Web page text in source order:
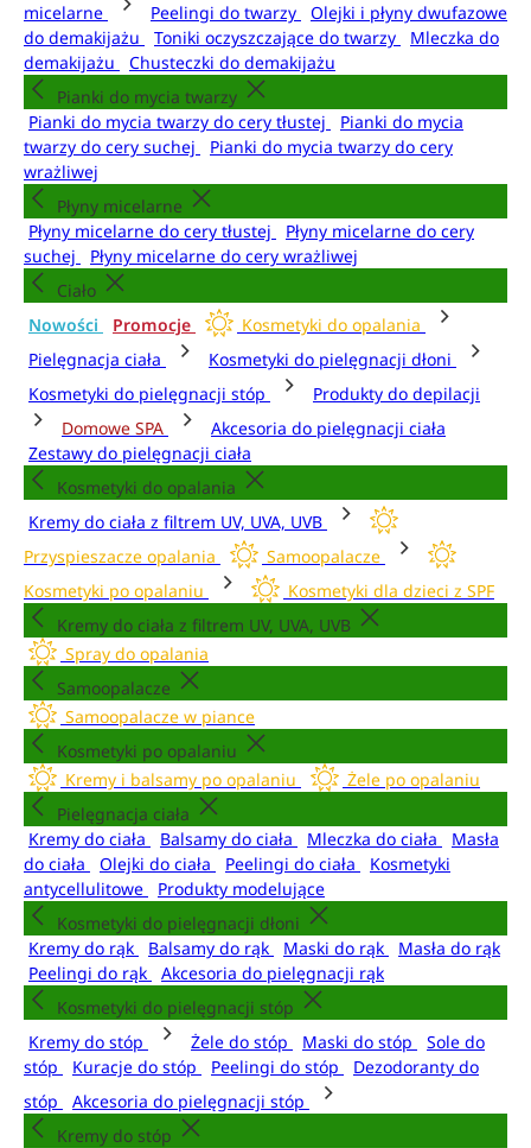
micelarne
Peelingi do twarzy
Olejki i płyny dwufazowe
do demakijażu
Toniki oczyszczające do twarzy
Mleczka do
demakijażu
Chusteczki do demakijażu
Pianki do mycia twarzy
Pianki do mycia twarzy do cery tłustej
Pianki do mycia
twarzy do cery suchej
Pianki do mycia twarzy do cery
wrażliwej
Płyny micelarne
Płyny micelarne do cery tłustej
Płyny micelarne do cery
suchej
Płyny micelarne do cery wrażliwej
Ciało
Nowości
Promocje
Kosmetyki do opalania
Pielęgnacja ciała
Kosmetyki do pielęgnacji dłoni
Kosmetyki do pielęgnacji stóp
Produkty do depilacji
Domowe SPA
Akcesoria do pielęgnacji ciała
Zestawy do pielęgnacji ciała
Kosmetyki do opalania
Kremy do ciała z filtrem UV, UVA, UVB
Przyspieszacze opalania
Samoopalacze
Kosmetyki po opalaniu
Kosmetyki dla dzieci z SPF
Kremy do ciała z filtrem UV, UVA, UVB
Spray do opalania
Samoopalacze
Samoopalacze w piance
Kosmetyki po opalaniu
Kremy i balsamy po opalaniu
Żele po opalaniu
Pielęgnacja ciała
Kremy do ciała
Balsamy do ciała Mleczka do ciała
Masła
do ciała
Olejki do ciała Peelingi do ciała
Kosmetyki
antycellulitowe
Produkty modelujące
Kosmetyki do pielęgnacji dłoni
Kremy do rąk
Balsamy do rąk Maski do rąk
Masła do rąk
Peelingi do rąk
Akcesoria do pielęgnacji rąk
Kosmetyki do pielęgnacji stóp
Kremy do stóp
Żele do stóp Maski do stóp
Sole do
stóp
Kuracje do stóp Peelingi do stóp
Dezodoranty do
stóp
Akcesoria do pielęgnacji stóp
Kremy do stóp